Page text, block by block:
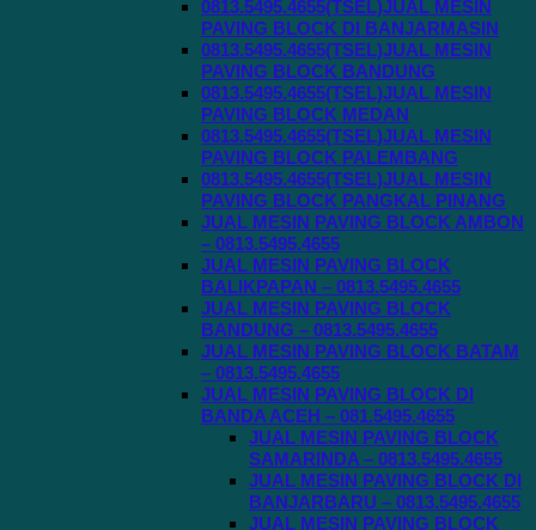
0813.5495.4655(TSEL)JUAL MESIN
PAVING BLOCK DI BANJARMASIN
0813.5495.4655(TSEL)JUAL MESIN
PAVING BLOCK BANDUNG
0813.5495.4655(TSEL)JUAL MESIN
PAVING BLOCK MEDAN
0813.5495.4655(TSEL)JUAL MESIN
PAVING BLOCK PALEMBANG
0813.5495.4655(TSEL)JUAL MESIN
PAVING BLOCK PANGKAL PINANG
JUAL MESIN PAVING BLOCK AMBON
– 0813.5495.4655
JUAL MESIN PAVING BLOCK
BALIKPAPAN – 0813.5495.4655
JUAL MESIN PAVING BLOCK
BANDUNG – 0813.5495.4655
JUAL MESIN PAVING BLOCK BATAM
– 0813.5495.4655
JUAL MESIN PAVING BLOCK DI
BANDA ACEH – 081.5495.4655
JUAL MESIN PAVING BLOCK
SAMARINDA – 0813.5495.4655
JUAL MESIN PAVING BLOCK DI
BANJARBARU – 0813.5495.4655
JUAL MESIN PAVING BLOCK